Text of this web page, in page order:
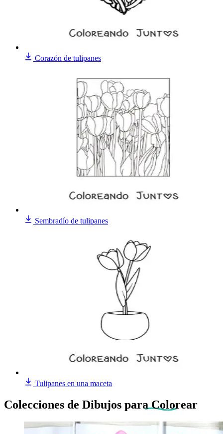
Corazón de tulipanes
Sembradío de tulipanes
Tulipanes en una maceta
Colecciones de Dibujos para Colorear